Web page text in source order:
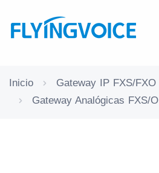
Inicio
Gateway IP FXS/FXO
Gateway Analógicas FXS/O